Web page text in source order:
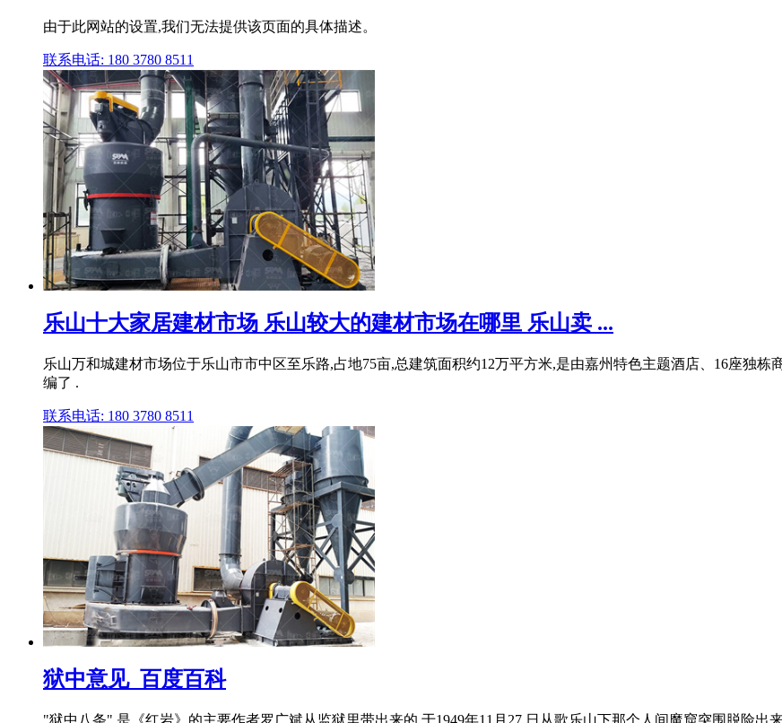
由于此网站的设置,我们无法提供该页面的具体描述。
联系电话: 180 3780 8511
乐山十大家居建材市场 乐山较大的建材市场在哪里 乐山卖 ...
乐山万和城建材市场位于乐山市市中区至乐路,占地75亩,总建筑面积约12万平方米,是由嘉州特色主题酒店、16座独
编了 .
联系电话: 180 3780 8511
狱中意见_百度百科
"狱中八条",是《红岩》的主要作者罗广斌从监狱里带出来的,于1949年11月27 日从歌乐山下那个人间魔窟突围脱险出